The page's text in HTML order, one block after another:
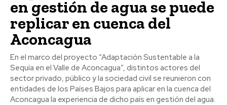
en gestión de agua se puede
replicar en cuenca del
Aconcagua
En el marco del proyecto “Adaptación Sustentable a la
Sequía en el Valle de Aconcagua”, distintos actores del
sector privado, público y la sociedad civil se reunieron con
entidades de los Países Bajos para aplicar en la cuenca del
Aconcagua la experiencia de dicho país en gestión del agua.